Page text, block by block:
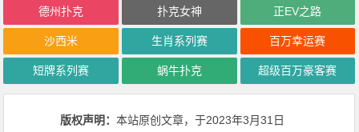
德州扑克 扑克女神 正EV之路
沙西米 生肖系列赛 百万幸运赛
短牌系列赛 蜗牛扑克 超级百万豪客赛
版权声明：本站原创文章，于2023年3月31日